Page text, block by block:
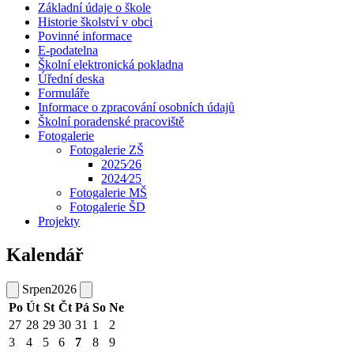
Základní údaje o škole
Historie školství v obci
Povinné informace
E-podatelna
Školní elektronická pokladna
Úřední deska
Formuláře
Informace o zpracování osobních údajů
Školní poradenské pracoviště
Fotogalerie
Fotogalerie ZŠ
2025⁄26
2024⁄25
Fotogalerie MŠ
Fotogalerie ŠD
Projekty
Kalendář
Srpen2026
Po Út St Čt Pá So Ne
27 28 29 30 31 1
2
3
4 5 6 7 8
9